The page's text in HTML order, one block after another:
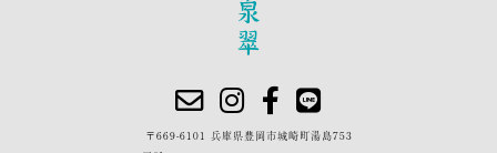
〒669-6101 兵庫県豊岡市城崎町湯島753